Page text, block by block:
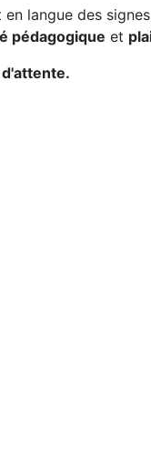
langue des
pédagogique et